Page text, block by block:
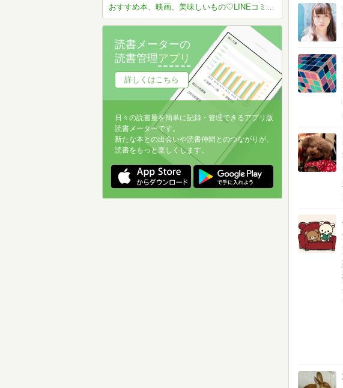
おすすめ本、映画、美味しいもの♡LINEコミュ(^^♪
読書メーターの
読書管理アプリ
詳しくはこちら
日々の読書量を簡単に記録・管理できるアプリ版
読書メーターです。
新たな本との出会いや読書仲間とのつながりが、
読書をもっと楽しくします。